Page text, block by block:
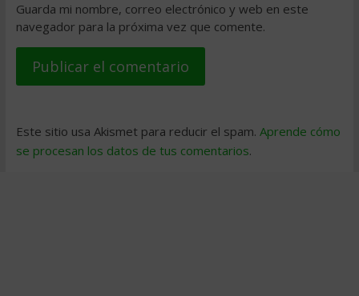
Guarda mi nombre, correo electrónico y web en este
navegador para la próxima vez que comente.
Este sitio usa Akismet para reducir el spam. Aprende cómo
se procesan los datos de tus comentarios.